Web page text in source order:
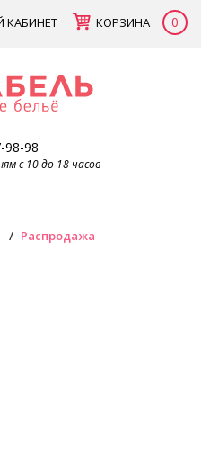
КАБИНЕТ КОРЗИНА 0
98-98
с 10 до 18 часов
Распродажа